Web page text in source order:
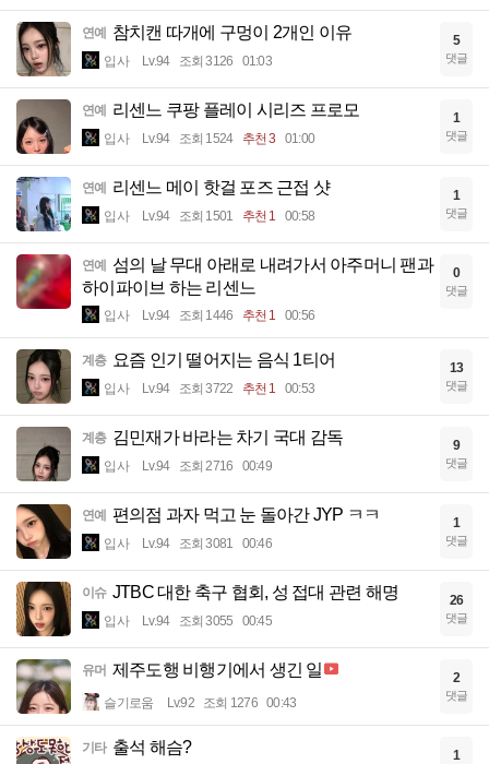
연예 참치캔 따개에 구멍이 2개인 이유
입사 Lv.94 조회 3126 01:03
5
댓글
연예 리센느 쿠팡 플레이 시리즈 프로모
입사 Lv.94 조회 1524 추천 3 01:00
1
댓글
연예 리센느 메이 핫걸 포즈 근접 샷
입사 Lv.94 조회 1501 추천 1 00:58
1
댓글
연예
섬의 날 무대 아래로 내려가서 아주머니 팬과
하이파이브 하는 리센느
입사 Lv.94 조회 1446 추천 1 00:56
0
댓글
계층 요즘 인기 떨어지는 음식 1티어
입사 Lv.94 조회 3722 추천 1 00:53
13
댓글
계층 김민재가 바라는 차기 국대 감독
입사 Lv.94 조회 2716 00:49
9
댓글
연예 편의점 과자 먹고 눈 돌아간 JYP ㅋㅋ
입사 Lv.94 조회 3081 00:46
1
댓글
이슈 JTBC 대한 축구 협회, 성 접대 관련 해명
입사 Lv.94 조회 3055 00:45
26
댓글
유머 제주도행 비행기에서 생긴 일
슬기로움 Lv.92 조회 1276 00:43
2
댓글
기타 출석 해슴? 1